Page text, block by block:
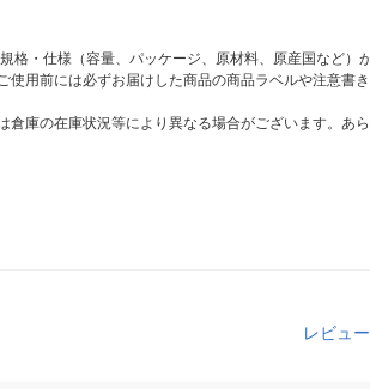
格・仕様（容量、パッケージ、原材料、原産国など）
用前には必ずお届けした商品の商品ラベルや注意書
庫の在庫状況等により異なる場合がございます。あ
レビュ